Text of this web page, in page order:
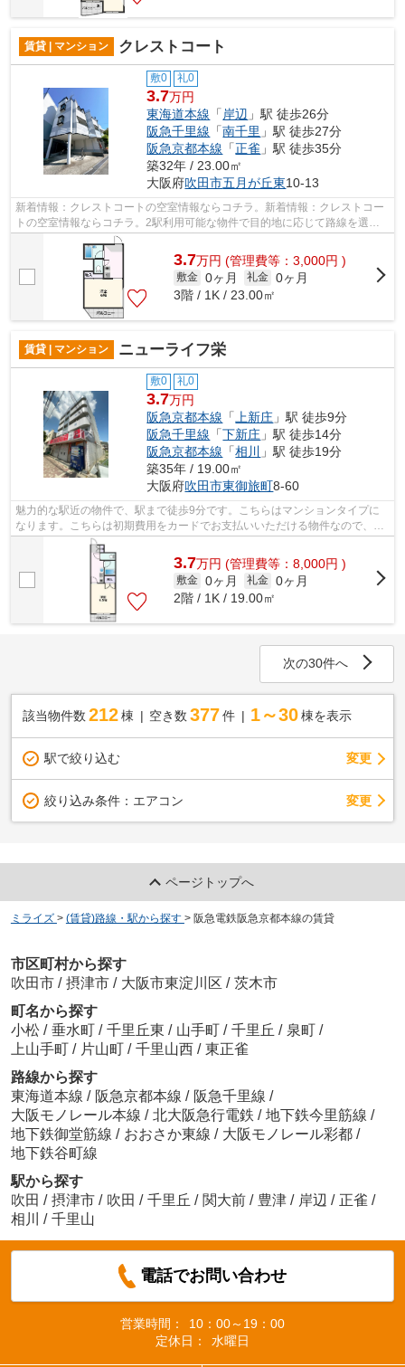
賃貸 | マンション クレストコート
敷0 礼0
3.7万円
東海道本線 「 岸辺 」駅 徒歩26分
阪急千里線 「南千里 」駅 徒歩27分
阪急京都本線 「正雀 」駅 徒歩35分
築32年 / 23.00㎡
大阪府吹田市五月が丘東10-13
新着情報：クレストコートの空室情報ならコチラ。新着情報：クレストコー
トの空室情報ならコチラ。2駅利用可能な物件で目的地に応じて路線を選ぶ
ことができます。安全面を気にする方、...
3.7万円 (管理費等：3,000円 )
敷金 0ヶ月 礼金 0ヶ月
3階 / 1K / 23.00㎡
賃貸 | マンション ニューライフ栄
敷0 礼0
3.7万円
阪急京都本線 「 上新庄 」駅 徒歩9分
阪急千里線 「下新庄 」駅 徒歩14分
阪急京都本線 「相川
」駅 徒歩19分
築35年 / 19.00㎡
大阪府吹田市東御旅町8-60
魅力的な駅近の物件で、駅まで徒歩9分です。こちらはマンションタイプに
なります。こちらは初期費用をカードでお支払いいただける物件なので、支
払い手続きの手間が省けます。共用部に...
3.7万円 (管理費等：8,000円 )
敷金 0ヶ月 礼金 0ヶ月
2階 / 1K / 19.00㎡
次の30件へ
該当物件数 212棟 空き数 377 件 1～30 棟を表示
駅で絞り込む 変更
絞り込み条件： エアコン 変更
ページトップへ
ミライズ > (賃貸)路線・駅から探す > 阪急電鉄阪急京都本線の賃貸
市区町村から探す
吹田市 / 摂津市 / 大阪市東淀川区 / 茨木市
町名から探す
小松 / 垂水町 / 千里丘東 / 山手町 / 千里丘 / 泉町 /
上山手町 / 片山町 / 千里山西 / 東正雀
路線から探す
東海道本線 / 阪急京都本線 / 阪急千里線 /
大阪モノレール本線 / 北大阪急行電鉄 / 地下鉄今里筋線 /
地下鉄御堂筋線 / おおさか東線 / 大阪モノレール彩都 /
地下鉄谷町線
駅から探す
吹田 / 摂津市 / 吹田 / 千里丘 / 関大前 / 豊津 / 岸辺 / 正雀 /
相川
/ 千里山
電話でお問い合わせ
営業時間：
10：00～19：00
定休日：
水曜日